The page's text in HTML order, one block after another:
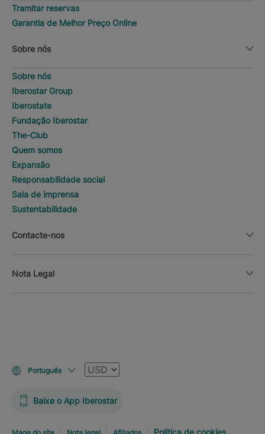
Tramitar reservas
Garantia de Melhor Preço Online
Sobre nós
Sobre nós
Iberostar Group
Iberostate
Fundação Iberostar
The-Club
Quem somos
Expansão
Responsabilidade social
Sala de imprensa
Sustentabilidade
Contacte-nos
Nota Legal
Português Moeda
Baixe o App Iberostar
Politica de cookies